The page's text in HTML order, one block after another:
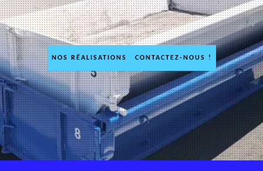
NOS RÉALISATIONS CONTACTEZ-NOUS !